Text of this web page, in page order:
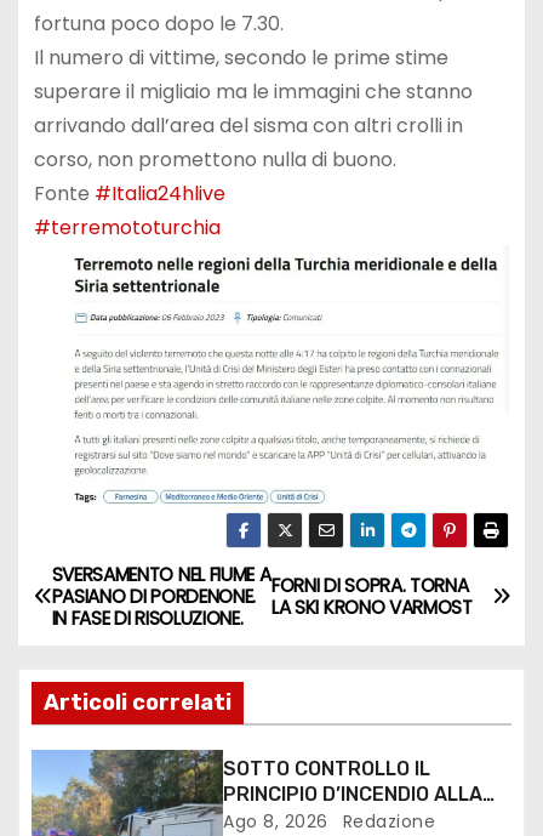
fortuna poco dopo le 7.30.
Il numero di vittime, secondo le prime stime
superare il migliaio ma le immagini che stanno
arrivando dall’area del sisma con altri crolli in
corso, non promettono nulla di buono.
Fonte #Italia24hlive
#terremototurchia
FORNI DI SOPRA. TORNA
LA SKI KRONO VARMOST
SVERSAMENTO NEL FIUME A
PASIANO DI PORDENONE.
IN FASE DI RISOLUZIONE.
Articoli correlati
SOTTO CONTROLLO IL
PRINCIPIO D’INCENDIO ALLA
PINETA DI LIGNANO
Ago 8, 2026 Redazione